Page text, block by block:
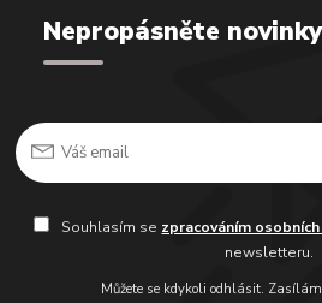
Nepropásněte
Souhlasím se zpracováním
newsletteru.
Můžete se kdykoli odhlásit.